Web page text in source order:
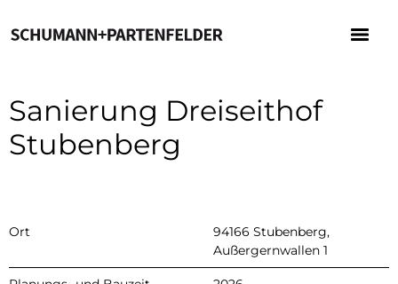
Sanierung Dreiseithof
Stubenberg
Ort
94166 Stubenberg,
Außergernwallen 1